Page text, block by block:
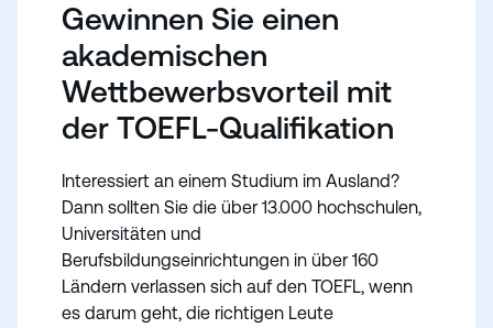
Gewinnen Sie einen
akademischen
Wettbewerbsvorteil mit
der TOEFL-Qualifikation
Interessiert an einem Studium im Ausland?
Dann sollten Sie die über 13.000 hochschulen,
Universitäten und
Berufsbildungseinrichtungen in über 160
Ländern verlassen sich auf den TOEFL, wenn
es darum geht, die richtigen Leute